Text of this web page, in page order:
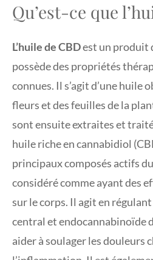
Qu’est-ce que
L’huile de CBDest un produit
possède des propriétés
connues. Il s’agit d’une huile
fleurs et des feuilles de la
sont ensuite extraites et
huile riche en cannabidiol
principaux composés actifs
considéré comme ayant des
sur le corps. Il agit en
central et endocannabinoïde
aider à soulager les douleurs